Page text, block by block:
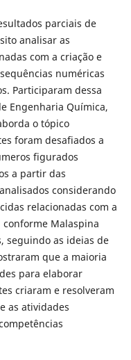
parciais de
analisar as
com a criação e
numéricas
Participaram dessa
Engenharia Química,
o tópico
foram desafiados a
figurados
a partir das
considerando
relacionadas com a
Malaspina
seguindo as ideias de
que a maioria
para elaborar
criaram e resolveram
as atividades